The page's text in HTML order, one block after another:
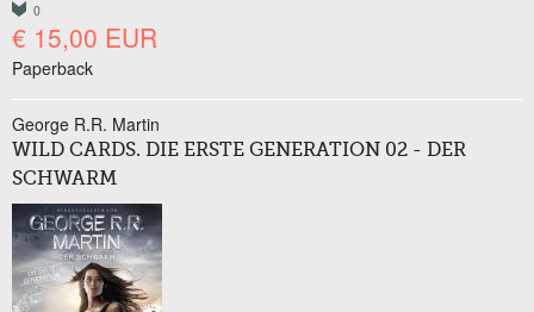
0
€ 15,00 EUR
Paperback
George R.R. Martin
WILD CARDS. DIE ERSTE GENERATION 02 - DER
SCHWARM